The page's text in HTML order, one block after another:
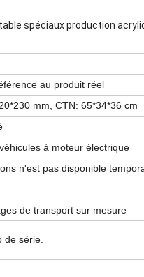
spéciaux production
au produit réel
mm, CTN: 65*34*36 cm
à moteur électrique
n'est pas disponible
de transport sur mesure
de série.